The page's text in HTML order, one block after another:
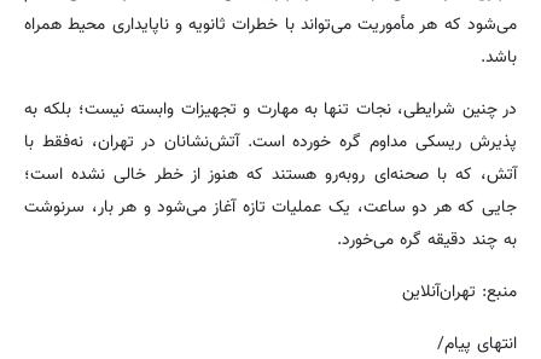
می‌شود که هر مأموریت می‌تواند با خطرات ثانویه و ناپایداری محیط همراه
باشد.
در چنین شرایطی، نجات تنها به مهارت و تجهیزات وابسته نیست؛ بلکه به
پذیرش ریسکی مداوم گره خورده است. آتش‌نشانان در تهران، نه‌فقط با
آتش، که با صحنه‌ای روبه‌رو هستند که هنوز از خطر خالی نشده است؛
جایی که هر دو ساعت، یک عملیات تازه آغاز می‌شود و هر بار، سرنوشت
به چند دقیقه گره می‌خورد.
منبع: تهران‌آنلاین
انتهای پیام/